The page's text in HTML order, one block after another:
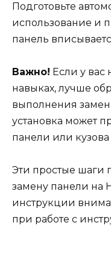
Подготовьте
использование и
панель
Важно! Если у вас
навыках, лучше
выполнения
установка может
панели или
Эти простые шаги
замену панели на
инструкции
при работе с